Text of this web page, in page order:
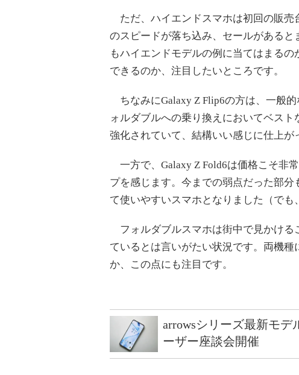
ただ、ハイエンドスマホは初回の販売
のスピードが落ち込み、セールがある
もハイエンドモデルの例に当てはまる
できるのか、注目したいところです。
ちなみにGalaxy Z Flip6の方は、一般
ォルダブルへの乗り換えにおいてベス
強化されていて、結構いい感じに仕上が
一方で、Galaxy Z Fold6は価格こそ非
プを感じます。今までの弱点だった部
て使いやすいスマホとなりました（でも
フォルダブルスマホは街中で見かける
ているとは言いがたい状況です。両機
か、この点にも注目です。
arrowsシリーズ最新モ
ーザー座談会開催